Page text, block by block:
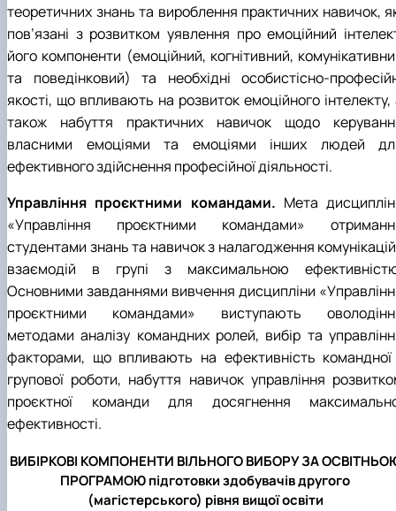
теоретичних знань та вироблення практичних навичок,
пов’язані з розвитком уявлення про емоційний
його компоненти (емоційний, когнітивний,
та поведінковий) та необхідні особистісно-
якості, що впливають на розвиток емоційного інтелекту,
також набуття практичних навичок щодо
власними емоціями та емоціями інших людей
ефективного здійснення професійної діяльності.
Управління проєктними командами. Мета
«Управління проєктними командами»
студентами знань та навичок з налагодження комунікацій
взаємодій в групі з максимальною
Основними завданнями вивчення дисципліни
проєктними командами» виступають
методами аналізу командних ролей, вибір та
факторами, що впливають на ефективність командної
групової роботи, набуття навичок управління
проєктної команди для досягнення
ефективності.
ВИБІРКОВІ КОМПОНЕНТИ ВІЛЬНОГО ВИБОРУ ЗА
ПРОГРАМОЮ підготовки здобувачів другого
(магістерського) рівня вищої освіти